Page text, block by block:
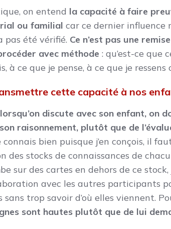
on entend la capacité à faire
ou familial car ce dernier influence
pas été vérifié. Ce n’est pas une
avec méthode : qu’est-ce que
à ce que je pense, à ce que je
cette capacité à nos
lorsqu’on discute avec son enfant, on
raisonnement, plutôt que de
connais bien puisque j’en conçois, il
des stocks de connaissances de
sur des cartes en dehors de ce
avec les autres participants
sans trop savoir d’où elles viennent.
sont hautes plutôt que de lui